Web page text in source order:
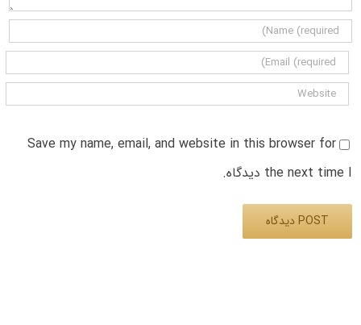
Save my name, email, and website in this browser for
the next time I دیدگاه.